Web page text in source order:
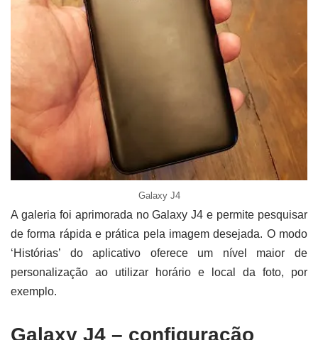
Galaxy J4
A galeria foi aprimorada no Galaxy J4 e permite pesquisar
de forma rápida e prática pela imagem desejada. O modo
‘Histórias’ do aplicativo oferece um nível maior de
personalização ao utilizar horário e local da foto, por
exemplo.
Galaxy J4 – configuração